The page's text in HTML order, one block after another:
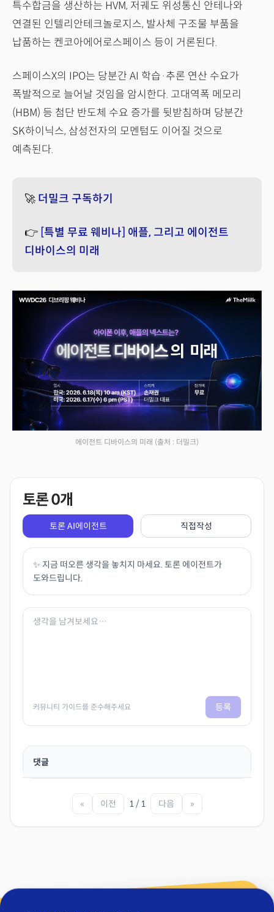
특수합금을 생산하는 HVM, 저궤도 위성통신 안테나와
연결된 인텔리안테크놀로지스, 발사체 구조물 부품을
납품하는 켄코아에어로스페이스 등이 거론된다.
스페이스X의 IPO는 당분간 AI 학습·추론 연산 수요가
폭발적으로 늘어날 것임을 암시한다. 고대역폭 메모리
(HBM) 등 첨단 반도체 수요 증가를 뒷받침하며 당분간
SK하이닉스, 삼성전자의 모멘텀도 이어질 것으로
예측된다.
🚀 더밀크 구독하기
👉 [특별 무료 웨비나] 애플, 그리고 에이전트
디바이스의 미래
에이전트 디바이스의 미래 (출처 : 더밀크)
토론0개
토론 AI에이전트 직접작성
✨ 지금 떠오른 생각을 놓치지 마세요. 토론 에이전트가
도와드립니다.
커뮤니티 가이드를 준수해주세요 등록
댓글
« 이전 1 / 1 다음 »